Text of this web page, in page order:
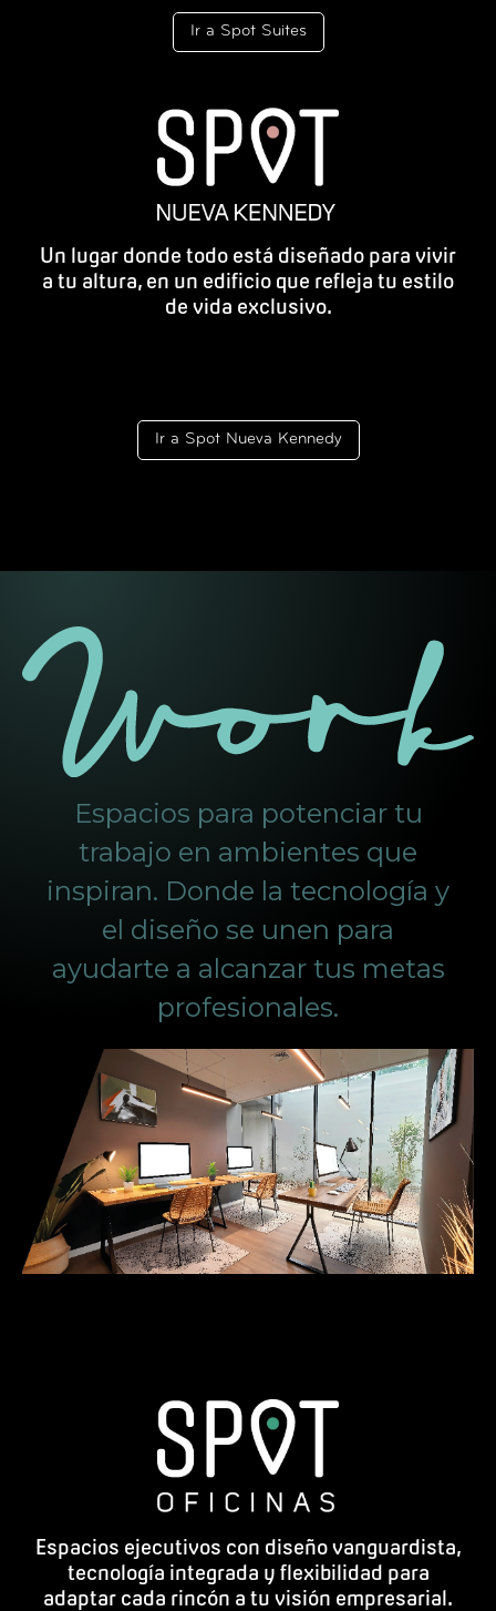
Ir a Spot Suites
Un lugar donde todo está diseñado para vivir
a tu altura, en un edificio que refleja tu estilo
de vida exclusivo.
Ir a Spot Nueva Kennedy
Espacios para potenciar tu
trabajo en ambientes que
inspiran. Donde la tecnología y
el diseño se unen para
ayudarte a alcanzar tus metas
profesionales.
Espacios ejecutivos con diseño vanguardista,
tecnología integrada y flexibilidad para
adaptar cada rincón a tu visión empresarial.